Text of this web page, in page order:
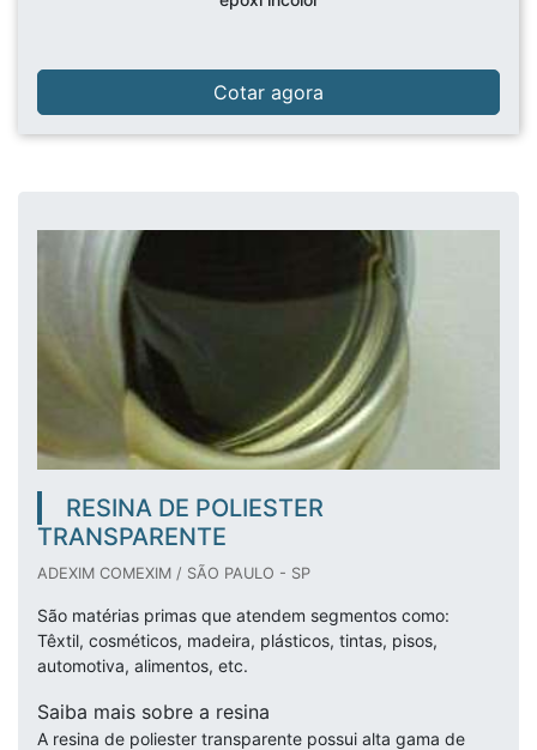
Cotar agora
RESINA DE POLIESTER
TRANSPARENTE
ADEXIM COMEXIM / SÃO PAULO - SP
São matérias primas que atendem segmentos como:
Têxtil, cosméticos, madeira, plásticos, tintas, pisos,
automotiva, alimentos, etc.
Saiba mais sobre a resina
A resina de poliester transparente possui alta gama de